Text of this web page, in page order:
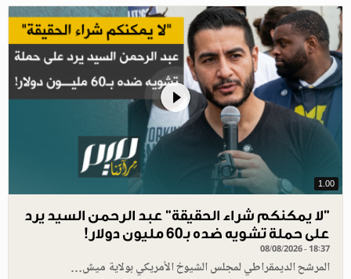
1.00
"لا يمكنكم شراء الحقيقة" عبد الرحمن السيد يرد
على حملة تشويه ضده بـ60 مليون دولار!
08/08/2026 - 18:37
المرشح الديمقراطي لمجلس الشيوخ الأمريكي بولاية ميش…